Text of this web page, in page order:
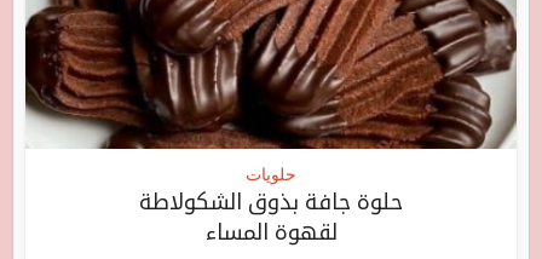
حلويات
حلوة جافة بذوق الشكولاطة
لقهوة المساء